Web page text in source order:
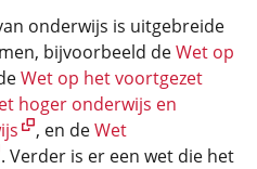
onderwijs is uitgebreide
bijvoorbeeld deWet op
Wet op het voortgezet
hoger onderwijs en
, en deWet
. Verder is er een wet die het